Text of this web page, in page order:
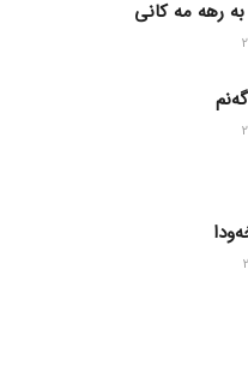
به رهه مه کانی